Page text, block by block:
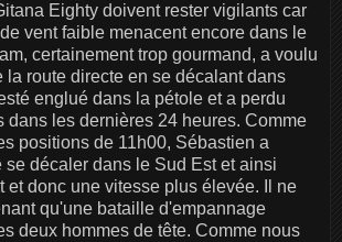
Eighty doivent rester vigilants car
vent faible menacent encore dans le
certainement trop gourmand, a voulu
la route directe en se décalant dans
englué dans la pétole et a perdu
dans les dernières 24 heures. Comme
positions de 11h00, Sébastien a
se décaler dans le Sud Est et ainsi
et donc une vitesse plus élevée. Il ne
qu'une bataille d'empannage
deux hommes de tête. Comme nous